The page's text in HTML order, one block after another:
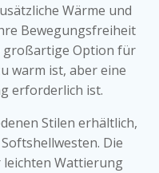
Wärme und
Bewegungsfreiheit
großartige Option für
warm ist, aber eine
erforderlich ist.
Stilen erhältlich,
Die
leichten Wattierung